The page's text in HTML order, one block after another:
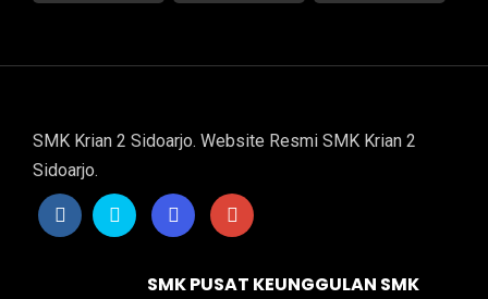
SMK Krian 2 Sidoarjo. Website Resmi SMK Krian 2
Sidoarjo.
SMK PUSAT KEUNGGULAN SMK